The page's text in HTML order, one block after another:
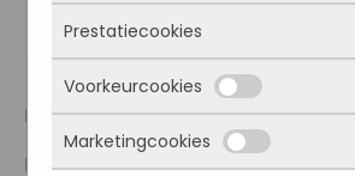
2013-12-20
Blog|SEO Online Marketing
Hallo allemaal,
Mijn naam is Marit Vervaart en
Deze cookies zorgen ervoor dat
überhaupt werkt. Ze zijn dus
kunnen niet worden uitgezet.
ze alleen geplaatst als jij iets
inloggen, een formulier invullen of
Prestatiecookies
Met deze cookies zien we hoe
bezocht wordt, waar bezoekers
komen en welke pagina’s populair
Voorkeurcookies
Deze cookies onthouden jouw
Marketingcookies